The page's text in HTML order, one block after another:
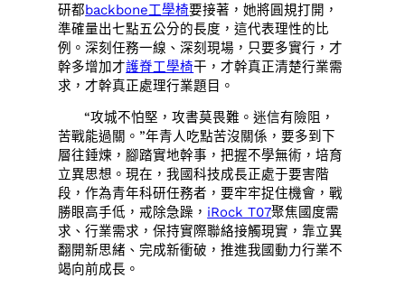
研都backbone工學椅要接著，她將圓規打開，
準確量出七點五公分的長度，這代表理性的比
例。深刻任務一線、深刻現場，只要多實行，才
幹多增加才護脊工學椅干，才幹真正清楚行業需
求，才幹真正處理行業題目。
“攻城不怕堅，攻書莫畏難。迷信有險阻，
苦戰能過關。”年青人吃點苦沒關係，要多到下
層往錘煉，腳踏實地幹事，把握不學無術，培育
立異思想。現在，我國科技成長正處于要害階
段，作為青年科研任務者，要牢牢捉住機會，戰
勝眼高手低，戒除急躁， iRock T07聚焦國度需
求、行業需求，保持實際聯絡接觸現實，靠立異
翻開新思緒、完成新衝破，推進我國動力行業不
竭向前成長。